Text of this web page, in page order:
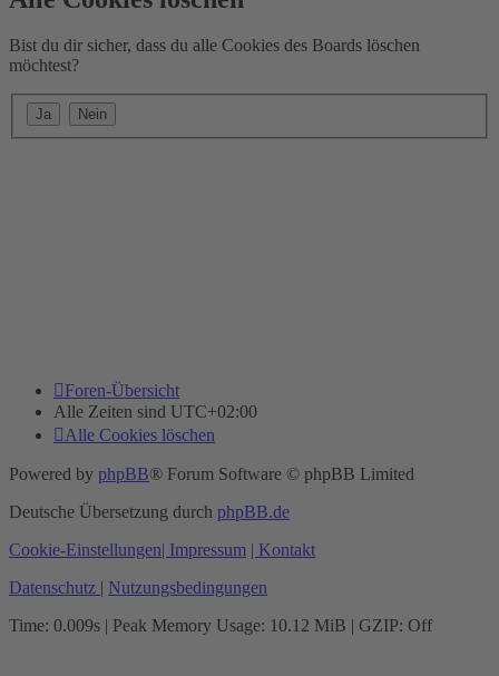
Bist du dir sicher, dass du alle Cookies des Boards löschen
möchtest?
Foren-Übersicht
Alle Zeiten sind UTC+02:00
Alle Cookies löschen
Powered by phpBB® Forum Software © phpBB Limited
Deutsche Übersetzung durch phpBB.de
Cookie-Einstellungen| Impressum | Kontakt
Datenschutz | Nutzungsbedingungen
Time: 0.009s | Peak Memory Usage: 10.12 MiB | GZIP: Off